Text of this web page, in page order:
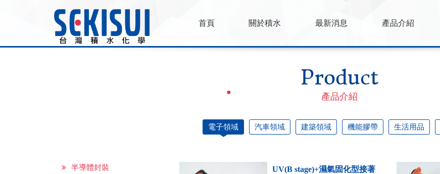
首頁 關於積水 最新消息 產品介紹
Product
產品介紹
電子領域 汽車領域 建築領域 機能膠帶 生活用品
半導體封裝
UV(B stage)+濕氣固化型接著